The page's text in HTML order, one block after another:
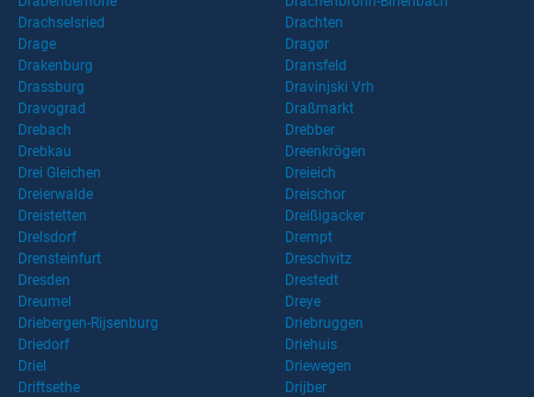
Drachselsried
Drachten
Drage
Dragør
Drakenburg
Dransfeld
Drassburg
Dravinjski Vrh
Dravograd
Draßmarkt
Drebach
Drebber
Drebkau
Dreenkrögen
Drei Gleichen
Dreieich
Dreierwalde
Dreischor
Dreistetten
Dreißigacker
Drelsdorf
Drempt
Drensteinfurt
Dreschvitz
Dresden
Drestedt
Dreumel
Dreye
Driebergen-Rijsenburg
Driebruggen
Driedorf
Driehuis
Driel
Driewegen
Driftsethe
Drijber